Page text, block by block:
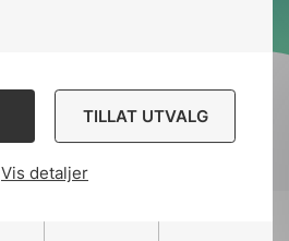
TILLAT UTVALG
Vis detaljer